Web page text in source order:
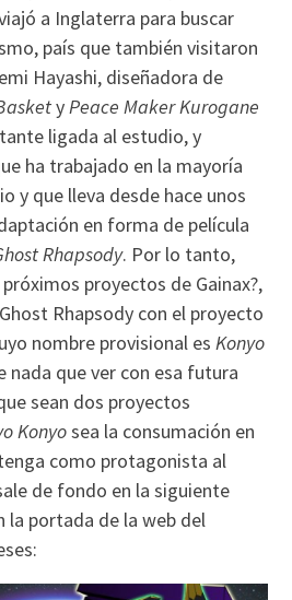
a Inglaterra para buscar
país que también visitaron
Hayashi, diseñadora de
yPeace Maker Kurogane
ligada al estudio, y
ha trabajado en la mayoría
y que lleva desde hace unos
en forma de película
Rhapsody. Por lo tanto,
proyectos de Gainax?,
Rhapsody con el proyecto
nombre provisional esKonyo
nada que ver con esa futura
sean dos proyectos
Konyosea la consumación en
como protagonista al
de fondo en la siguiente
la portada de la web del